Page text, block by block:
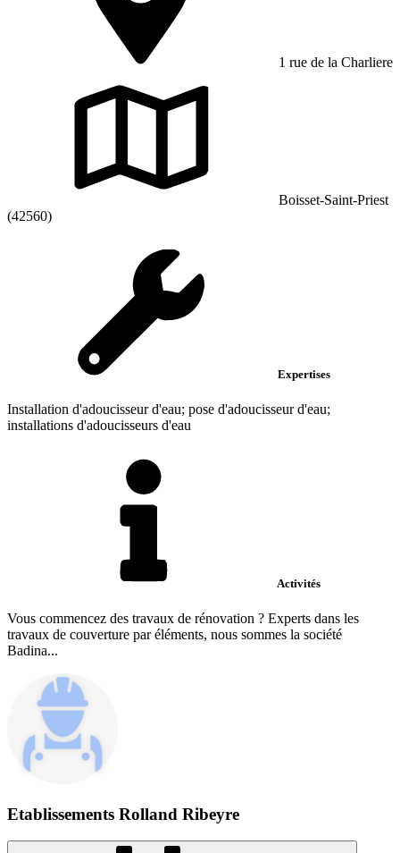
1 rue de la Charliere
Boisset-Saint-Priest
(42560)
Expertises
Installation d'adoucisseur d'eau; pose d'adoucisseur d'eau;
installations d'adoucisseurs d'eau
Activités
Vous commencez des travaux de rénovation ? Experts dans les
travaux de couverture par éléments, nous sommes la société
Badina...
Etablissements Rolland Ribeyre